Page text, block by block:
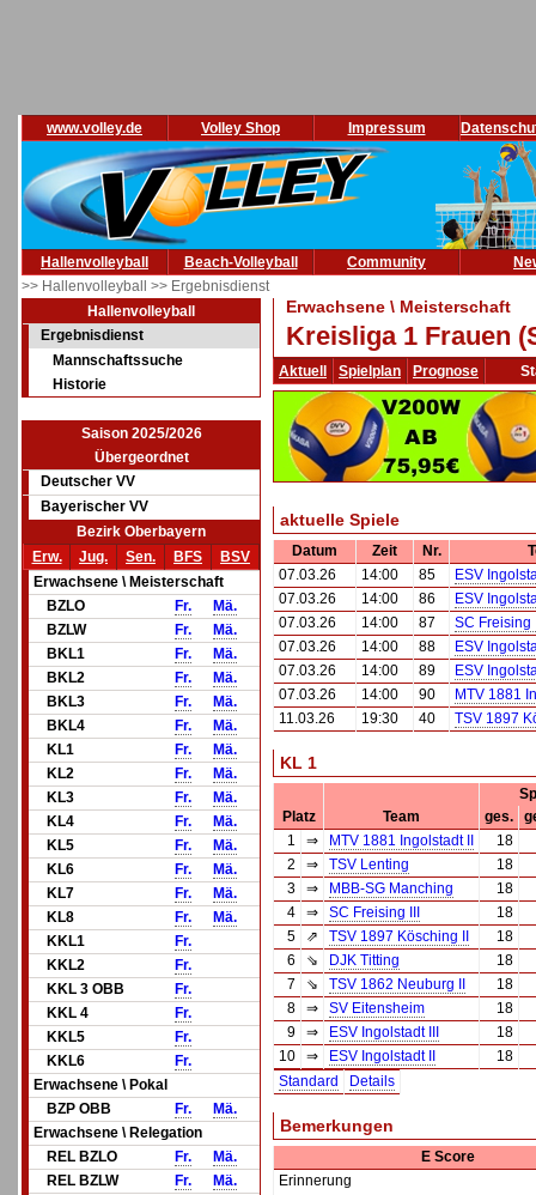
www.volley.de Volley Shop Impressum
Hallenvolleyball Beach-Volleyball Community
>> Hallenvolleyball >> Ergebnisdienst
Hallenvolleyball
Ergebnisdienst
Mannschaftssuche
Historie
Saison 2025/2026
Übergeordnet
Deutscher VV
Bayerischer VV
Bezirk Oberbayern
Erw.
Jug. Sen. BFS
BSV
Erwachsene \ Meisterschaft
BZLO
Fr.
Mä.
BZLW
Fr.
Mä.
BKL1
Fr.
Mä.
BKL2
Fr.
Mä.
BKL3
Fr.
Mä.
BKL4
Fr.
Mä.
KL1
Fr.
Mä.
KL2
Fr.
Mä.
KL3
Fr.
Mä.
KL4
Fr.
Mä.
KL5
Fr.
Mä.
KL6
Fr.
Mä.
KL7
Fr.
Mä.
KL8
Fr.
Mä.
KKL1
Fr.
KKL2
Fr.
KKL 3 OBB
Fr.
KKL 4
Fr.
KKL5
Fr.
KKL6
Fr.
Erwachsene \ Pokal
BZP OBB
Fr.
Mä.
Erwachsene \ Relegation
REL BZLO
Fr.
Mä.
REL BZLW
Fr.
Mä.
Erwachsene \ Meisterschaft
Kreisliga 1 Frauen
Aktuell Spielplan Prognose
aktuelle Spiele
Datum Zeit Nr.
07.03.26
14:00 85
ESV
07.03.26
14:00 86
ESV
07.03.26
14:00 87
SC Freising
07.03.26
14:00 88
ESV
07.03.26
14:00 89
ESV
07.03.26
14:00 90
MTV 1881
11.03.26
19:30 40 TSV 1897
KL 1
Platz
Team ges.
1
⇒ MTV 1881 Ingolstadt II
18
2
⇒ TSV Lenting
18
3
⇒ MBB-SG Manching
18
4
⇒ SC Freising III
18
5
⇗ TSV 1897 Kösching II
18
6
⇘ DJK Titting
18
7
⇘ TSV 1862 Neuburg II
18
8
⇒ SV Eitensheim
18
9
⇒ ESV Ingolstadt III
18
10
⇒ ESV Ingolstadt II
18
Standard
Details
Bemerkungen
E Score
Erinnerung